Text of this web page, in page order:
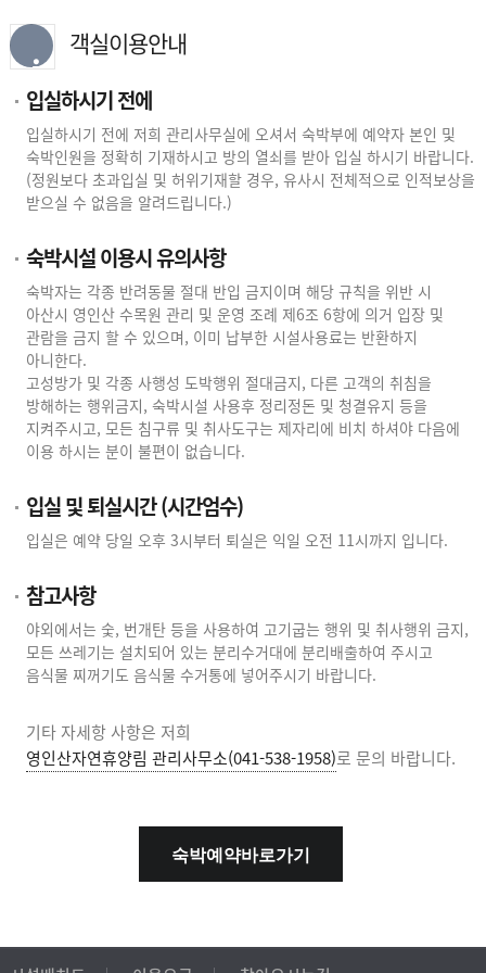
객실이용안내
입실하시기 전에
입실하시기 전에 저희 관리사무실에 오셔서 숙박부에 예약자 본인 및
숙박인원을 정확히 기재하시고 방의 열쇠를 받아 입실 하시기 바랍니다.
(정원보다 초과입실 및 허위기재할 경우, 유사시 전체적으로 인적보상을
받으실 수 없음을 알려드립니다.)
숙박시설 이용시 유의사항
숙박자는 각종 반려동물 절대 반입 금지이며 해당 규칙을 위반 시
아산시 영인산 수목원 관리 및 운영 조례 제6조 6항에 의거 입장 및
관람을 금지 할 수 있으며, 이미 납부한 시설사용료는 반환하지
아니한다.
고성방가 및 각종 사행성 도박행위 절대금지, 다른 고객의 취침을
방해하는 행위금지, 숙박시설 사용후 정리정돈 및 청결유지 등을
지켜주시고, 모든 침구류 및 취사도구는 제자리에 비치 하셔야 다음에
이용 하시는 분이 불편이 없습니다.
입실 및 퇴실시간 (시간엄수)
입실은 예약 당일 오후 3시부터 퇴실은 익일 오전 11시까지 입니다.
참고사항
야외에서는 숯, 번개탄 등을 사용하여 고기굽는 행위 및 취사행위 금지,
모든 쓰레기는 설치되어 있는 분리수거대에 분리배출하여 주시고
음식물 찌꺼기도 음식물 수거통에 넣어주시기 바랍니다.
기타 자세항 사항은 저희
영인산자연휴양림 관리사무소(041-538-1958)로 문의 바랍니다.
숙박예약바로가기